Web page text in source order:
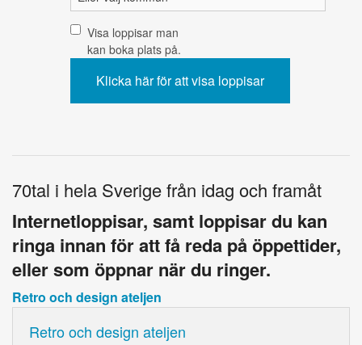
Visa loppisar man
kan boka plats på.
70tal i hela Sverige från idag och framåt
Internetloppisar, samt loppisar du kan
ringa innan för att få reda på öppettider,
eller som öppnar när du ringer.
Retro och design ateljen
Retro och design ateljen